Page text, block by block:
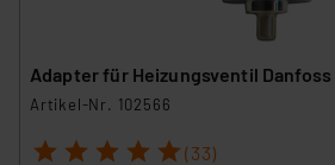
Adapter für Heizungsventil Danfoss
Artikel-Nr. 102566
1 2 3 4 5 (33)